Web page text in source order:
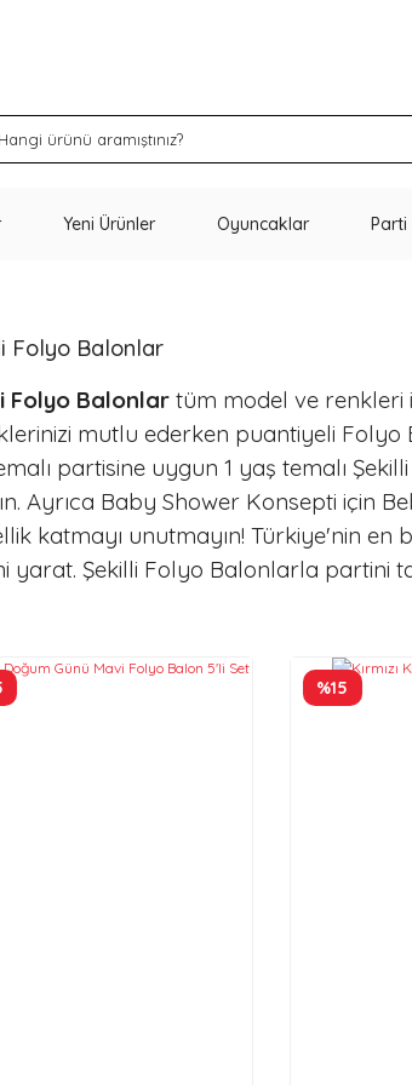
Yeni Ürünler Oyuncaklar Parti
Folyo Balonlar
Folyo Balonlar tüm model ve renkleri
mutlu ederken puantiyeli Folyo
partisine uygun 1 yaş temalı
Ayrıca Baby Shower Konsepti için
katmayı unutmayın! Türkiye'nin en
yarat. Şekilli Folyo Balonlarla partini
%15